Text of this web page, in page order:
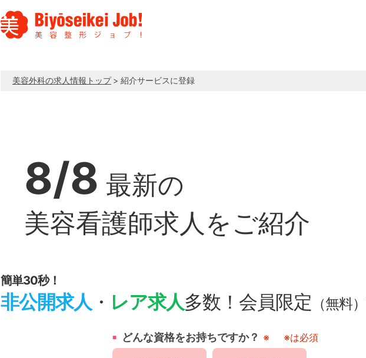
美容外科の求人情報トップ > 紹介サービスに登録
8/8 最新の
美容看護師求人をご紹介
簡単30秒！
非公開求人 ・ レア求人多数！会員限定 （無料）
どんな資格をお持ちですか？ ※ ※は必須